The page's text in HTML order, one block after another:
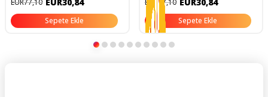
EUR77,10
Sepete Ekle
EUR77,10
Sepete Ekle